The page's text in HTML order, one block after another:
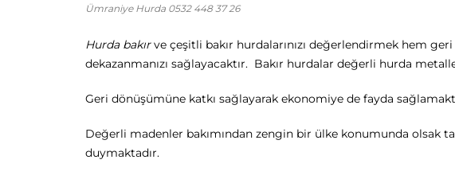
Ümraniye Hurda 0532 448 37 26
Hurda bakırve çeşitli bakır hurdalarınızı değerlendirmek hem
dekazanmanızı sağlayacaktır. Bakır hurdalar değerli hurda
Geri dönüşümüne katkı sağlayarak ekonomiye de fayda
Değerli madenler bakımından zengin bir ülke konumunda olsak
duymaktadır.